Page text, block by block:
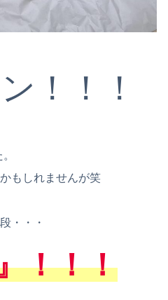
！！！
もしれませんが笑
・・・
！！！